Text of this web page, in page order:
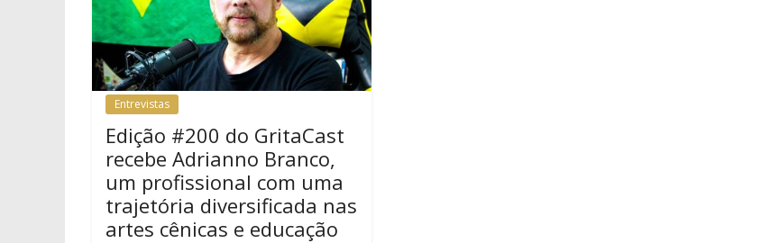
Entrevistas
Edição #200 do GritaCast
recebe Adrianno Branco,
um profissional com uma
trajetória diversificada nas
artes cênicas e educação